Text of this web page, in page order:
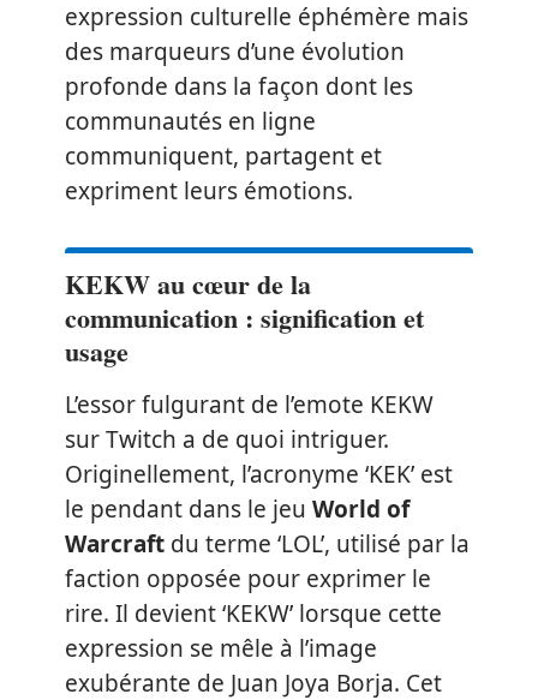
expression culturelle éphémère mais
des marqueurs d’une évolution
profonde dans la façon dont les
communautés en ligne
communiquent, partagent et
expriment leurs émotions.
KEKW au cœur de la
communication : signification et
usage
L’essor fulgurant de l’emote KEKW
sur Twitch a de quoi intriguer.
Originellement, l’acronyme ‘KEK’ est
le pendant dans le jeu World of
Warcraft du terme ‘LOL’, utilisé par la
faction opposée pour exprimer le
rire. Il devient ‘KEKW’ lorsque cette
expression se mêle à l’image
exubérante de Juan Joya Borja. Cet